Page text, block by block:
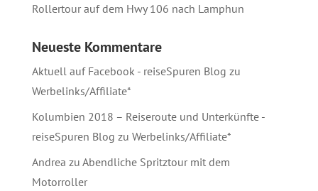
Rollertour auf dem Hwy 106 nach Lamphun
Neueste Kommentare
Aktuell auf Facebook - reiseSpuren Blog zu
Werbelinks/Affiliate*
Kolumbien 2018 – Reiseroute und Unterkünfte -
reiseSpuren Blog zu Werbelinks/Affiliate*
Andrea zu Abendliche Spritztour mit dem
Motorroller